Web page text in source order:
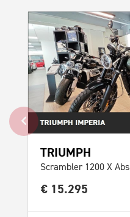
TRIUMPH
Scrambler 1200 X Abs
€ 15.295